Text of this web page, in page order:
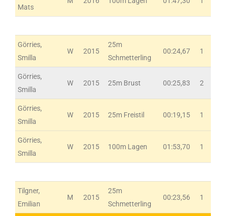
Mats
Görries,
Smilla
W 2015
25m
Schmetterling
00:24,67 1
Görries,
Smilla
W 2015 25m Brust 00:25,83 2
Görries,
Smilla
W 2015 25m Freistil 00:19,15 1
Görries,
Smilla
W 2015 100m Lagen 01:53,70 1
Tilgner,
Emilian
M 2015
25m
Schmetterling
00:23,56 1